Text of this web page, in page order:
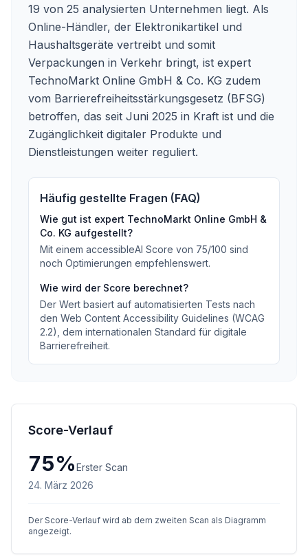
19 von 25 analysierten Unternehmen liegt. Als
Online-Händler, der Elektronikartikel und
Haushaltsgeräte vertreibt und somit
Verpackungen in Verkehr bringt, ist expert
TechnoMarkt Online GmbH & Co. KG zudem
vom Barrierefreiheitsstärkungsgesetz (BFSG)
betroffen, das seit Juni 2025 in Kraft ist und die
Zugänglichkeit digitaler Produkte und
Dienstleistungen weiter reguliert.
Häufig gestellte Fragen (FAQ)
Wie gut ist expert TechnoMarkt Online GmbH &
Co. KG aufgestellt?
Mit einem accessibleAI Score von 75/100 sind
noch Optimierungen empfehlenswert.
Wie wird der Score berechnet?
Der Wert basiert auf automatisierten Tests nach
den Web Content Accessibility Guidelines (WCAG
2.2), dem internationalen Standard für digitale
Barrierefreiheit.
Score-Verlauf
75%Erster Scan
24. März 2026
Der Score-Verlauf wird ab dem zweiten Scan als Diagramm
angezeigt.